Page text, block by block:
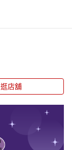
逛店舖